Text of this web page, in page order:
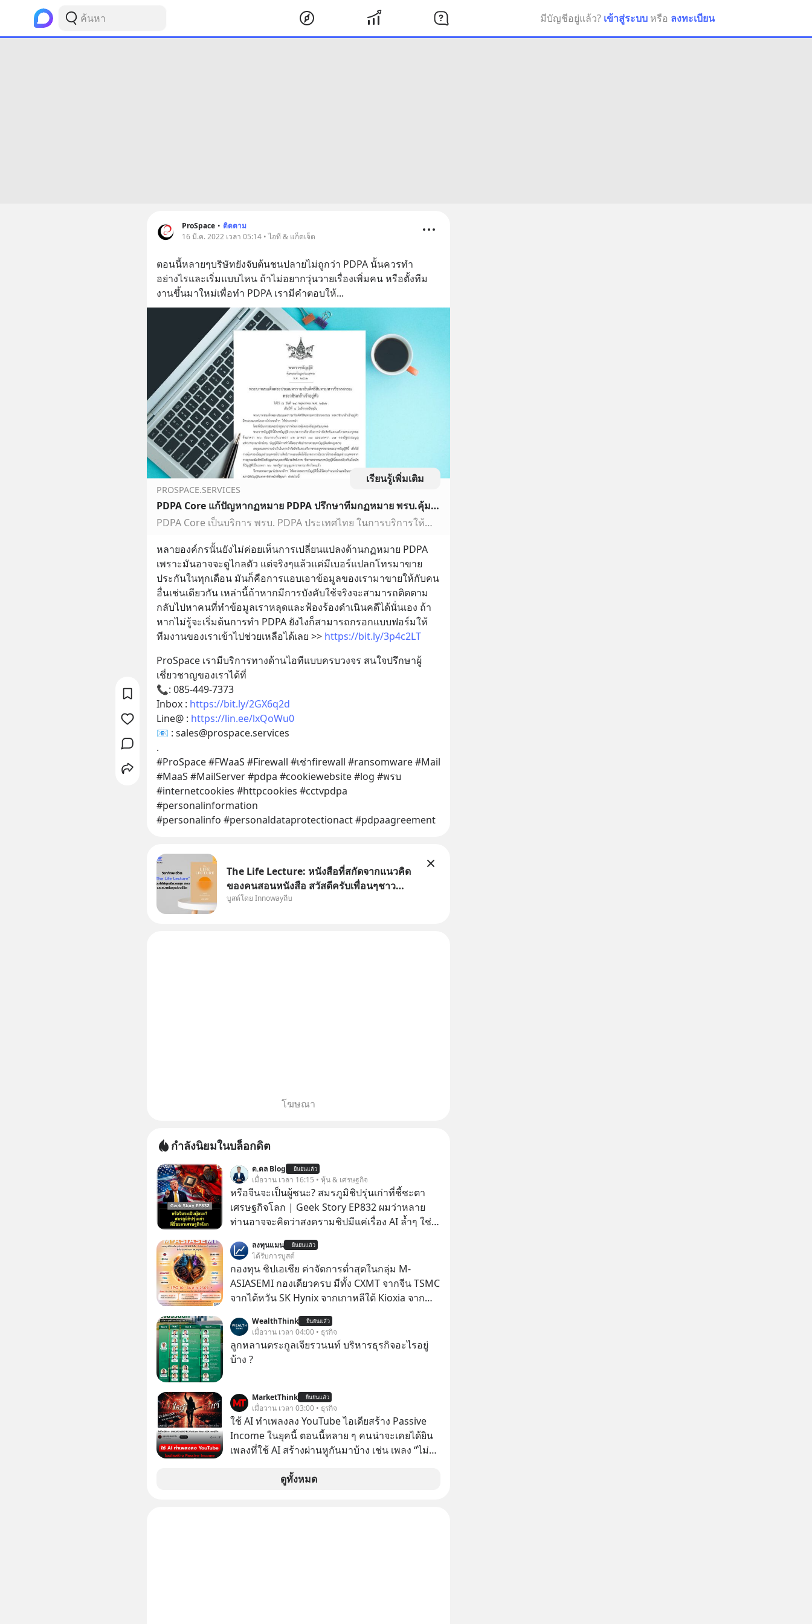
มีบัญชีอยู่แล้ว? เข้าสู่ระบบ หรือ ลงทะเบียน
ProSpace • ติดตาม
16 มี.ค. 2022 เวลา 05:14 • ไอที & แก็ดเจ็ต
ตอนนี้หลายๆบริษัทยังจับต้นชนปลายไม่ถูกว่า PDPA นั้นควรทำ
อย่างไรและเริ่มแบบไหน ถ้าไม่อยากวุ่นวายเรื่องเพิ่มคน หรือตั้งทีม
งานขึ้นมาใหม่เพื่อทำ PDPA เรามีคำตอบให้...
เรียนรู้เพิ่มเติม
PROSPACE.SERVICES
PDPA Core แก้ปัญหากฏหมาย PDPA ปรึกษาทีมกฏหมาย พรบ.คุ้มครองข้อมูล
PDPA Core เป็นบริการ พรบ. PDPA ประเทศไทย ในการบริการให้คำปรึกษา ทีมกฏหมาย ช่วยบริษัท องค์กร ที่ปฏิบัติตามกฏหมายได้ถูกต้อง ตามขั้นตอนที่จะเกิด
หลายองค์กรนั้นยังไม่ค่อยเห็นการเปลี่ยนแปลงด้านกฏหมาย PDPA
เพราะมันอาจจะดูไกลตัว แต่จริงๆแล้วแค่มีเบอร์แปลกโทรมาขาย
ประกันในทุกเดือน มันก็คือการแอบเอาข้อมูลของเรามาขายให้กับคน
อื่นเช่นเดียวกัน เหล่านี้ถ้าหากมีการบังคับใช้จริงจะสามารถติดตาม
กลับไปหาคนที่ทำข้อมูลเราหลุดและฟ้องร้องดำเนินคดีได้นั่นเอง ถ้า
หากไม่รู้จะเริ่มต้นการทำ PDPA ยังไงก็สามารถกรอกแบบฟอร์มให้
ทีมงานของเราเข้าไปช่วยเหลือได้เลย >> https://bit.ly/3p4c2LT
ProSpace เรามีบริการทางด้านไอทีแบบครบวงจร​ สนใจปรึกษาผู้
เชี่ยวชาญของเราได้ที่
📞: 085-449-7373​
Inbox : https://bit.ly/2GX6q2d
Line@ : https://lin.ee/lxQoWu0
📧 : sales@prospace.services
.
#ProSpace #FWaaS #Firewall #เช่าfirewall #ransomware #Mail
#MaaS #MailServer #pdpa #cookiewebsite #log #พรบ
#internetcookies #httpcookies #cctvpdpa
#personalinformation
#personalinfo #personaldataprotectionact #pdpaagreement
The Life Lecture: หนังสือที่สกัดจากแนวคิด
ของคนสอนหนังสือ สวัสดีครับเพื่อนๆชาว
InnowayTeeb วันหยุดสบายๆ วันนี้แอดเพิ่ง
บูสต์โดย Innowayถีบ
โฆษณา
กำลังนิยมในบล็อกดิต
ด.ดล Blog ยืนยันแล้ว
เมื่อวาน เวลา 16:15 • หุ้น & เศรษฐกิจ
หรือจีนจะเป็นผู้ชนะ? สมรภูมิชิปรุ่นเก่าที่ชี้ชะตา
เศรษฐกิจโลก | Geek Story EP832 ผมว่าหลาย
ท่านอาจจะคิดว่าสงครามชิปมีแค่เรื่อง AI ล้ำๆ ใช่
นาโนเมตร แต่จีนกำลังเดินเกมที่น่ากลัวกว่า โดย
การเข้ายึดครองตลาด ‘Legacy Chips’ หรือชิปรุ่น
เก่า ฟังดูไร้ค่า แต่มันคือหัวใจที่ซ่อนอยู่ในรถยนต์
EV, อุปกรณ์การแพทย์ ไปจนถึงขีปนาวุธ! จีนกำลัง
มาแล้ว คือการทุ่มเงินอุดหนุนมหาศาลจนราคาพัง
ทลาย ถ้าตะวันตกแก้เกมไม่ได้ อเมริกาอาจต้องยอม
จำนนและส่งมอบกุญแจควบคุมโลกฮาร์ดแวร์ให้คู่
แข่งอย่างถาวร สงครามที่โลกมองข้ามนี้ดุเดือดแค่
ติดตาม PodCast ช่อง Geek Forever’s Podcast
ของผมกันด้วยนะครับ 🎧 ฟังผ่าน Spotify :
https://tinyurl.com/mr39sd7c 🎧 ฟังผ่าน Apple
Podcast : https://bit.ly/4g4xDwF 🎧 ฟังผ่าน
Podbean : https://bit.ly/4fTUURS 🎧 ฟังผ่าน
original article appeared here
ลงทุนแมน ยืนยันแล้ว
ได้รับการบูสต์
กองทุน ชิปเอเชีย ค่าจัดการต่ำสุดในกลุ่ม M-
ASIASEMI กองเดียวครบ มีทั้ง CXMT จากจีน TSMC
จากไต้หวัน SK Hynix จากเกาหลีใต้ Kioxia จาก
WealthThink ยืนยันแล้ว
เมื่อวาน เวลา 04:00 • ธุรกิจ
ลูกหลานตระกูลเจียรวนนท์ บริหารธุรกิจอะไรอยู่
บ้าง ?
MarketThink ยืนยันแล้ว
เมื่อวาน เวลา 03:00 • ธุรกิจ
ใช้ AI ทำเพลงลง YouTube ไอเดียสร้าง Passive
Income ในยุคนี้ ตอนนี้หลาย ๆ คนน่าจะเคยได้ยิน
เพลงที่ใช้ AI สร้างผ่านหูกันมาบ้าง เช่น เพลง “ไม่มี
ตอนนี้มียอดรับชมกว่า 26 ล้านครั้งแล้ว
ดูทั้งหมด